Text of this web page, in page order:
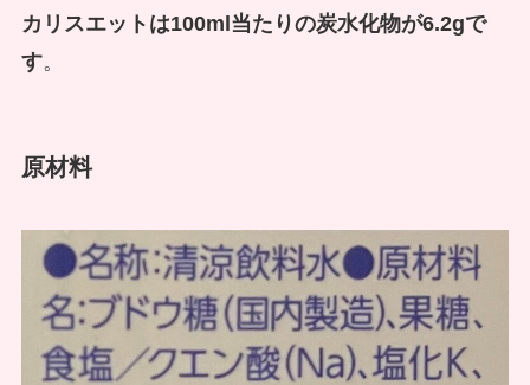
カリスエットは100ml当たりの炭水化物が6.2gで
す。
原材料